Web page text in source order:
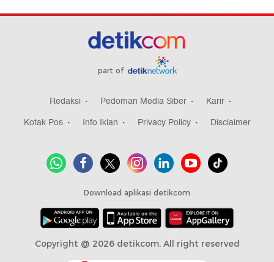
part of
Redaksi Pedoman Media Siber
Karir
Kotak Pos
Info Iklan Privacy Policy Disclaimer
Download aplikasi detikcom
Copyright @ 2026 detikcom, All right reserved